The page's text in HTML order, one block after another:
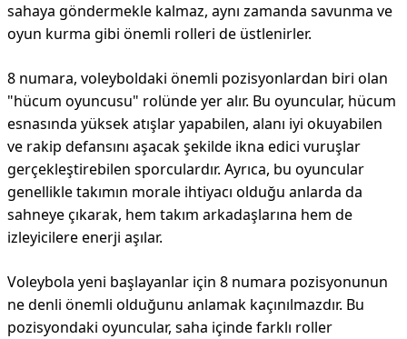
sahaya göndermekle kalmaz, aynı zamanda savunma ve
oyun kurma gibi önemli rolleri de üstlenirler.
8 numara, voleyboldaki önemli pozisyonlardan biri olan
"hücum oyuncusu" rolünde yer alır. Bu oyuncular, hücum
esnasında yüksek atışlar yapabilen, alanı iyi okuyabilen
ve rakip defansını aşacak şekilde ikna edici vuruşlar
gerçekleştirebilen sporculardır. Ayrıca, bu oyuncular
genellikle takımın morale ihtiyacı olduğu anlarda da
sahneye çıkarak, hem takım arkadaşlarına hem de
izleyicilere enerji aşılar.
Voleybola yeni başlayanlar için 8 numara pozisyonunun
ne denli önemli olduğunu anlamak kaçınılmazdır. Bu
pozisyondaki oyuncular, saha içinde farklı roller